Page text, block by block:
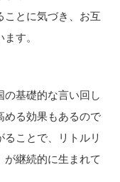
ことに気づき、お互
す。
の基礎的な言い回し
める効果もあるので
ことで、リトルリ
が継続的に生まれて